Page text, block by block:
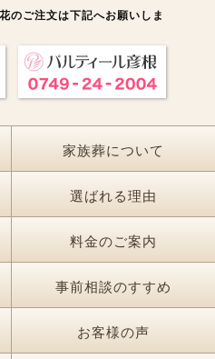
のご注文は下記へお願いしま
家族葬について
選ばれる理由
料金のご案内
事前相談のすすめ
お客様の声